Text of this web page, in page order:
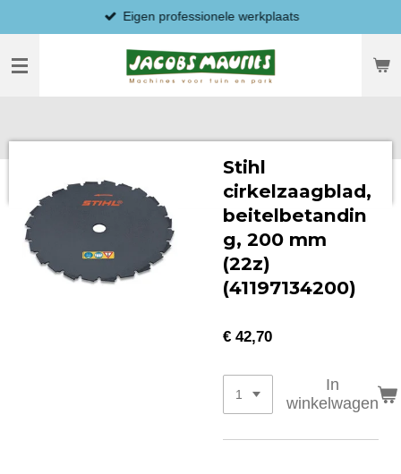
direct
naar
hoofdinhoud
Eigen professionele werkplaats
Stihl
cirkelzaagblad,
beitelbetandin
g, 200 mm
(22z)
(41197134200)
€ 42,70
In
winkelwagen